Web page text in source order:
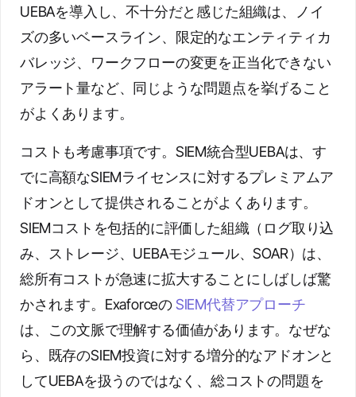
UEBAを導入し、不十分だと感じた組織は、ノイ
ズの多いベースライン、限定的なエンティティカ
バレッジ、ワークフローの変更を正当化できない
アラート量など、同じような問題点を挙げること
がよくあります。
コストも考慮事項です。SIEM統合型UEBAは、す
でに高額なSIEMライセンスに対するプレミアムア
ドオンとして提供されることがよくあります。
SIEMコストを包括的に評価した組織（ログ取り込
み、ストレージ、UEBAモジュール、SOAR）は、
総所有コストが急速に拡大することにしばしば驚
かされます。ExaforceのSIEM代替アプローチ
は、この文脈で理解する価値があります。なぜな
ら、既存のSIEM投資に対する増分的なアドオンと
してUEBAを扱うのではなく、総コストの問題を